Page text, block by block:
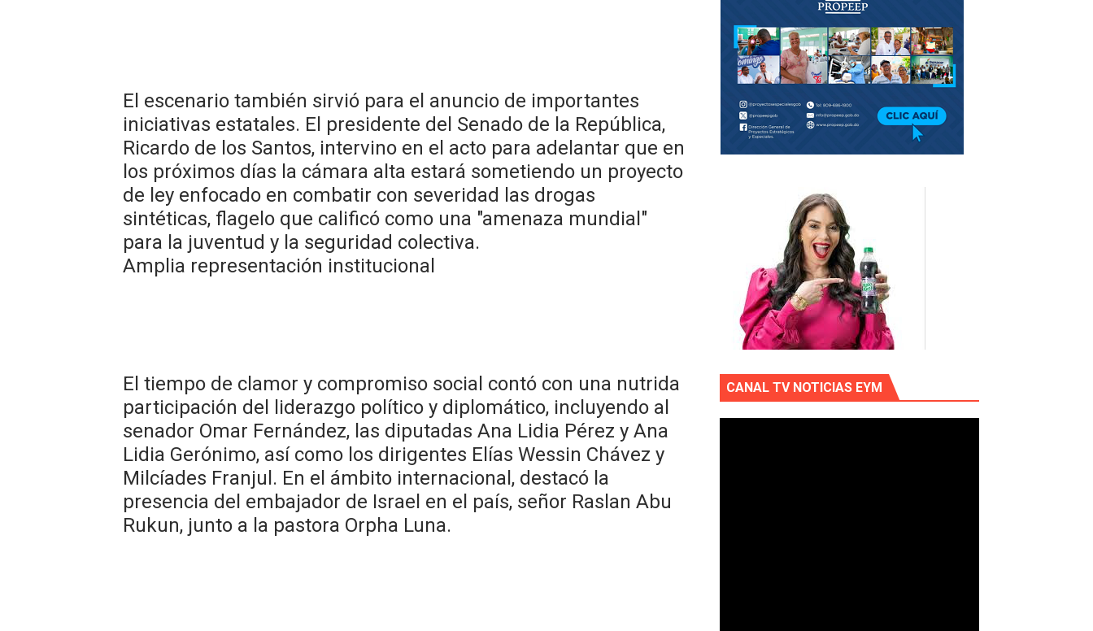
El escenario también sirvió para el anuncio de importantes
iniciativas estatales. El presidente del Senado de la República,
Ricardo de los Santos, intervino en el acto para adelantar que en
los próximos días la cámara alta estará sometiendo un proyecto
de ley enfocado en combatir con severidad las drogas
sintéticas, flagelo que calificó como una "amenaza mundial"
para la juventud y la seguridad colectiva.
​Amplia representación institucional
El tiempo de clamor y compromiso social contó con una nutrida
participación del liderazgo político y diplomático, incluyendo al
senador Omar Fernández, las diputadas Ana Lidia Pérez y Ana
Lidia Gerónimo, así como los dirigentes Elías Wessin Chávez y
Milcíades Franjul. En el ámbito internacional, destacó la
presencia del embajador de Israel en el país, señor Raslan Abu
Rukun, junto a la pastora Orpha Luna.
CANAL TV NOTICIAS EYM